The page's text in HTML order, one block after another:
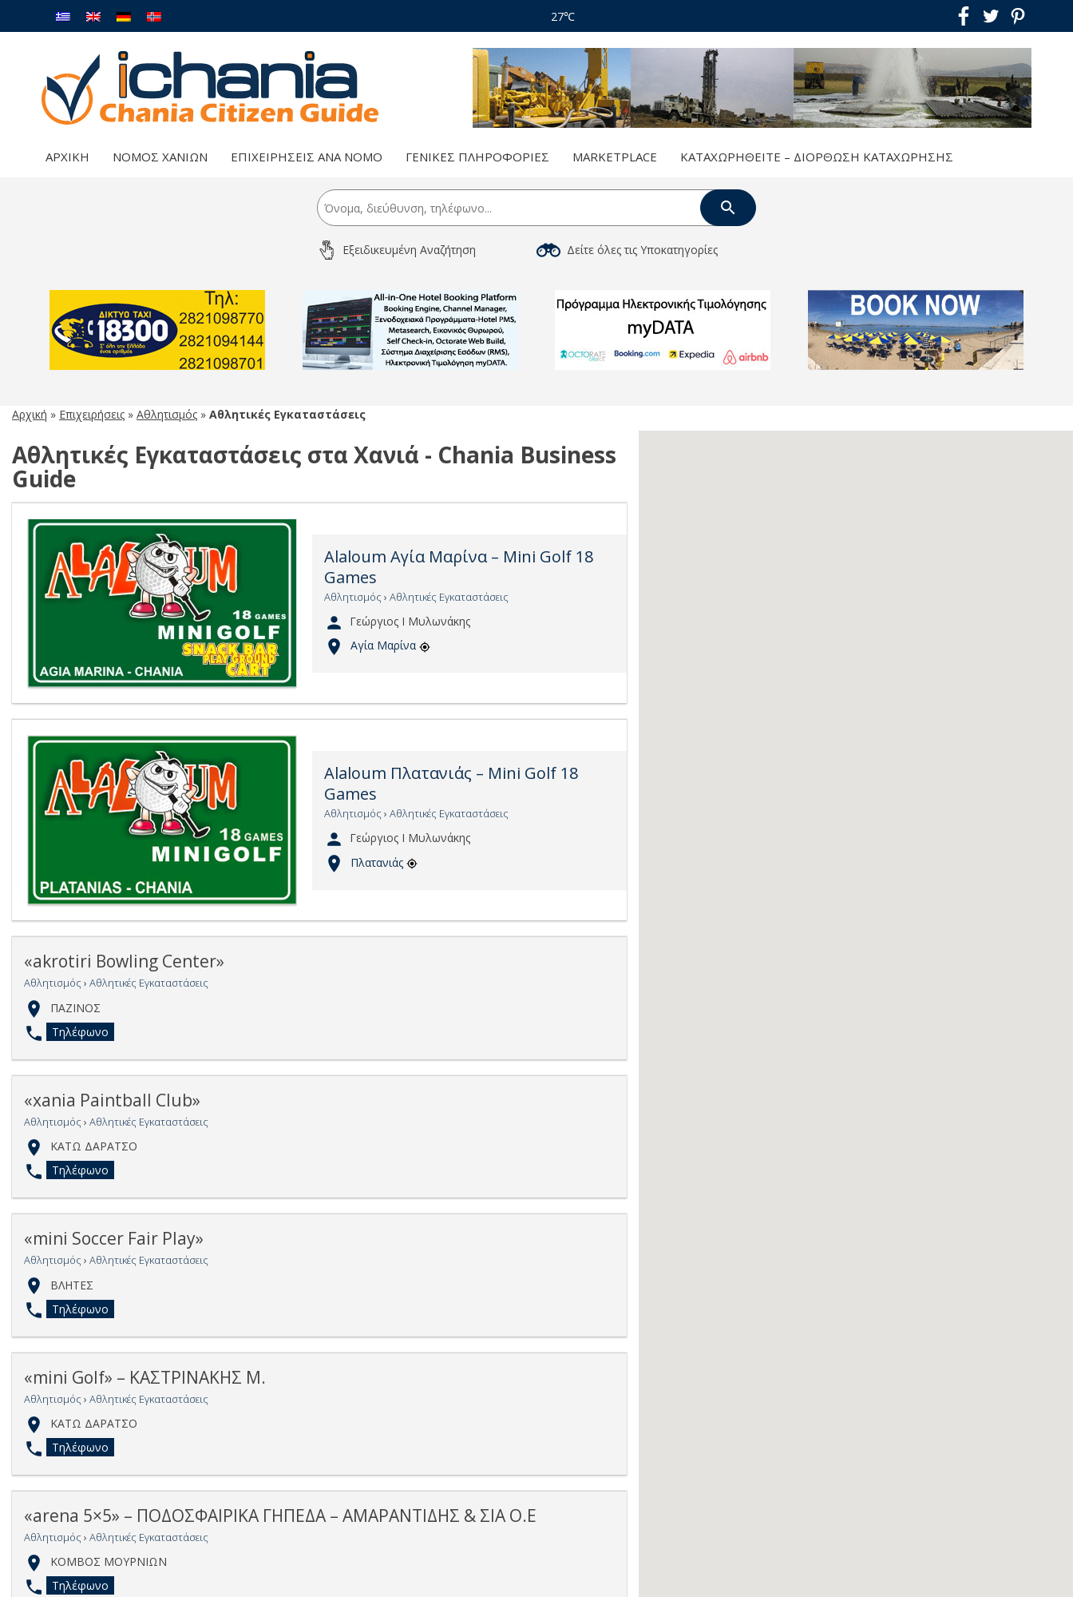
27℃
ΑΡΧΙΚΉ ΝΟΜΌΣ ΧΑΝΊΩΝ ΕΠΙΧΕΙΡΉΣΕΙΣ ΑΝΆ ΝΟΜΌ ΓΕΝΙΚΈΣ ΠΛΗΡΟΦΟΡΊΕΣ MARKETPLACE ΚΑΤΑΧΩΡΗΘΕΊΤΕ – ΔΙΌΡΘΩΣΗ ΚΑΤΑΧΏΡΗΣΗΣ
Εξειδικευμένη Αναζήτηση Δείτε όλες τις Υποκατηγορίες
Αρχική » Επιχειρήσεις » Αθλητισμός » Αθλητικές Εγκαταστάσεις
Αθλητικές Εγκαταστάσεις στα Χανιά - Chania Business
Guide
Alaloum Αγία Μαρίνα – Mini Golf 18
Games
Αθλητισμός › Αθλητικές Εγκαταστάσεις
Γεώργιος Ι Μυλωνάκης
Αγία Μαρίνα
Alaloum Πλατανιάς – Mini Golf 18
Games
Αθλητισμός › Αθλητικές Εγκαταστάσεις
Γεώργιος Ι Μυλωνάκης
Πλατανιάς
«akrotiri Bowling Center»
Αθλητισμός › Αθλητικές Εγκαταστάσεις
ΠΑΖΙΝΟΣ
Τηλέφωνο
«xania Paintball Club»
Αθλητισμός › Αθλητικές Εγκαταστάσεις
ΚΑΤΩ ΔΑΡΑΤΣΟ
Τηλέφωνο
«mini Soccer Fair Play»
Αθλητισμός › Αθλητικές Εγκαταστάσεις
ΒΛΗΤΕΣ
Τηλέφωνο
«mini Golf» – ΚΑΣΤΡΙΝΑΚΗΣ Μ.
Αθλητισμός › Αθλητικές Εγκαταστάσεις
ΚΑΤΩ ΔΑΡΑΤΣΟ
Τηλέφωνο
«arena 5×5» – ΠΟΔΟΣΦΑΙΡΙΚΑ ΓΗΠΕΔΑ – ΑΜΑΡΑΝΤΙΔΗΣ & ΣΙΑ Ο.Ε
Αθλητισμός › Αθλητικές Εγκαταστάσεις
ΚΟΜΒΟΣ ΜΟΥΡΝΙΩΝ
Τηλέφωνο